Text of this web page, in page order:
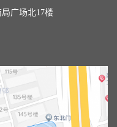
广场北17楼